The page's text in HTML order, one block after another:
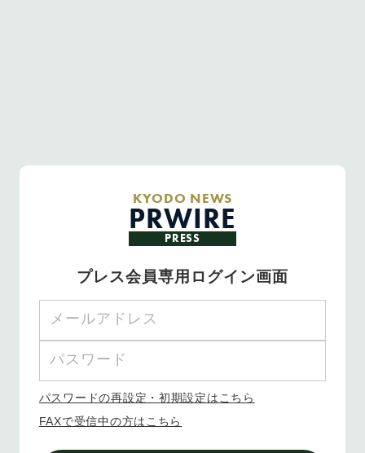
KYODO NEWS
PRWIRE
PRESS
プレス会員専用ログイン画面
パスワードの再設定・初期設定はこちら
FAXで受信中の方はこちら